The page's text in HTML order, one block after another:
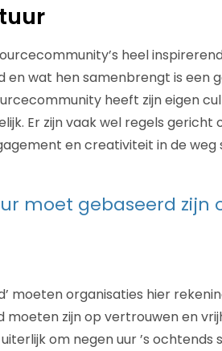
heel
en wat hen samenbrengt is een
heeft zijn eigen
Er zijn vaak wel regels gericht
en creativiteit in de weg
moet gebaseerd zijn
moeten organisaties hier
zijn op vertrouwen en
om negen uur ’s ochtends